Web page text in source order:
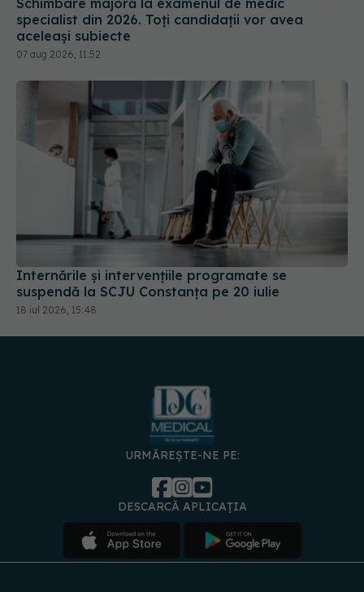
specialist din 2026. Toți candidații vor avea
aceleași subiecte
07 aug 2026, 11:52
Internările și intervențiile programate se
suspendă la SCJU Constanța pe 20 iulie
18 iul 2026, 15:48
URMĂREȘTE-NE PE:
DESCARCĂ APLICAȚIA